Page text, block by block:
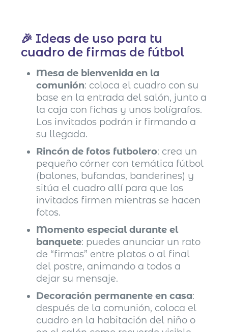
🎉 Ideas de uso para tu
cuadro de firmas de fútbol
Mesa de bienvenida en la
comunión: coloca el cuadro con su
base en la entrada del salón, junto a
la caja con fichas y unos bolígrafos.
Los invitados podrán ir firmando a
su llegada.
Rincón de fotos futbolero: crea un
pequeño córner con temática fútbol
(balones, bufandas, banderines) y
sitúa el cuadro allí para que los
invitados firmen mientras se hacen
fotos.
Momento especial durante el
banquete: puedes anunciar un rato
de “firmas” entre platos o al final
del postre, animando a todos a
dejar su mensaje.
Decoración permanente en casa:
después de la comunión, coloca el
cuadro en la habitación del niño o